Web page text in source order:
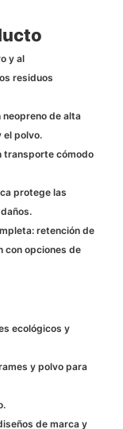
y al
residuos
de alta
el polvo.
transporte cómodo
protege las
retención de
con opciones de
ecológicos y
y polvo para
de marca y